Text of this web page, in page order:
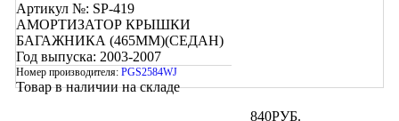
Артикул №: SP-419
АМОРТИЗАТОР КРЫШКИ
БАГАЖНИКА (465ММ)(СЕДАН)
Год выпуска: 2003-2007
Номер производителя: PGS2584WJ
Товар в наличии на складе
840РУБ.